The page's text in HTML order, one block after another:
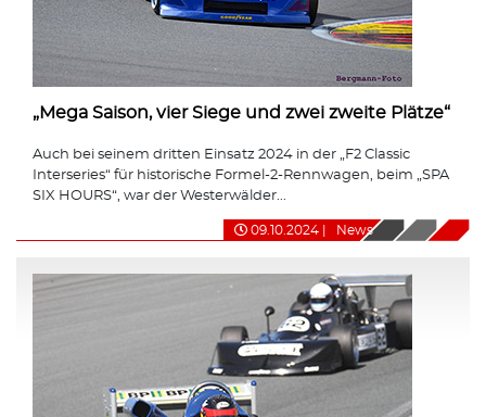
„Mega Saison, vier Siege und zwei zweite Plätze“
Auch bei seinem dritten Einsatz 2024 in der „F2 Classic
Interseries“ für historische Formel-2-Rennwagen, beim „SPA
SIX HOURS“, war der Westerwälder...
09.10.2024 News